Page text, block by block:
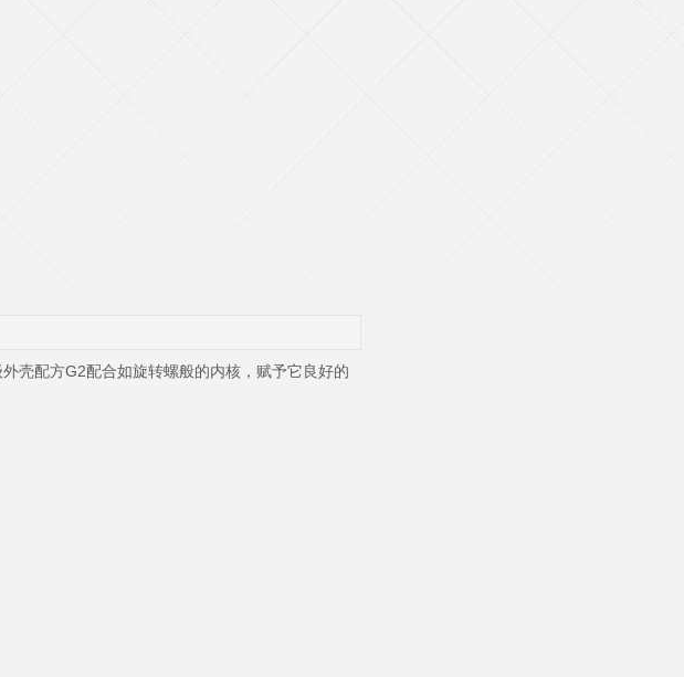
壳配方G2配合如旋转螺般的内核，赋予它良好的